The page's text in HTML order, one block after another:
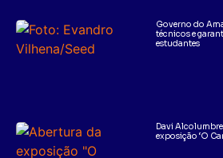
Governo do
técnicos e
estudantes
Davi
exposição ‘O